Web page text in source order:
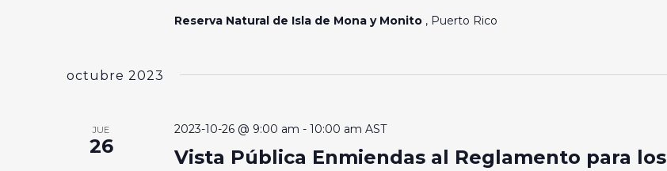
Reserva Natural de Isla de Mona y Monito , Puerto Rico
octubre 2023
JUE
26
Vista Pública Enmiendas al Reglamento para los
2023-10-26 @ 9:00 am - 10:00 am AST